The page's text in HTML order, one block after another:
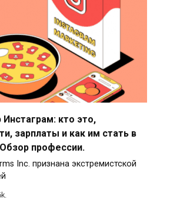
кто это,
зарплаты и как им стать в
профессии.
Inc. признана экстремистской